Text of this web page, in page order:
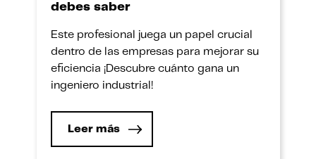
debes saber
Este profesional juega un papel crucial
dentro de las empresas para mejorar su
eficiencia ¡Descubre cuánto gana un
ingeniero industrial!
Leer más